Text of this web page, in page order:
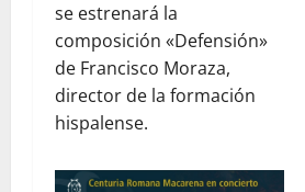
se estrenará la
composición «Defensión»
de Francisco Moraza,
director de la formación
hispalense.